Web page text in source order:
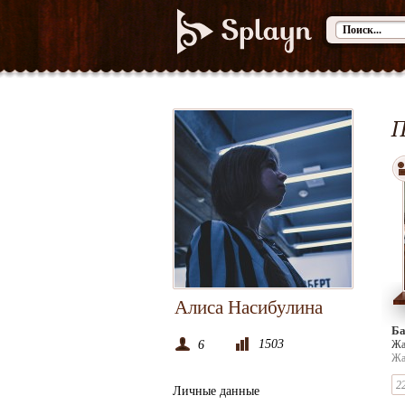
Алиса Насибулина
6 1503
Личные данные